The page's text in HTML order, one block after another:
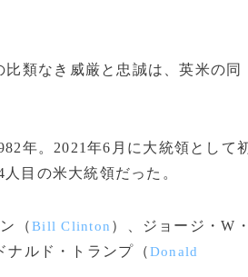
類なき威厳と忠誠は、英米の同
年。2021年6月に大統領として
目の米大統領だった。
（Bill Clinton ）、ジョージ・W
ナルド・トランプ（Donald